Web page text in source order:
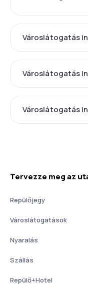
Városlátogatás
Városlátogatás
Városlátogatás
Tervezze meg az
Repülőjegy
Városlátogatások
Nyaralás
Szállás
Repülő+Hotel